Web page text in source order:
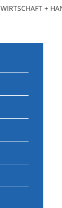
WIRTSCHAFT +